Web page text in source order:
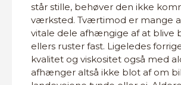
står stille, behøver den ikke
værksted. Tværtimod er mange
vitale dele afhængige af at blive
ellers ruster fast. Ligeledes
kvalitet og viskositet også med
afhænger altså ikke blot af om